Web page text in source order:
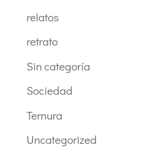
relatos
retrato
Sin categoría
Sociedad
Ternura
Uncategorized